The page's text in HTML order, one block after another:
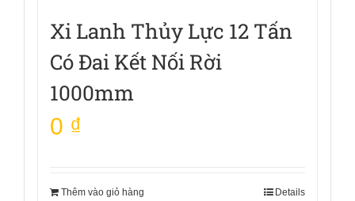
Xi Lanh Thủy Lực 12 Tấn
Có Đai Kết Nối Rời
1000mm
0 ₫
Thêm vào giỏ hàng Details